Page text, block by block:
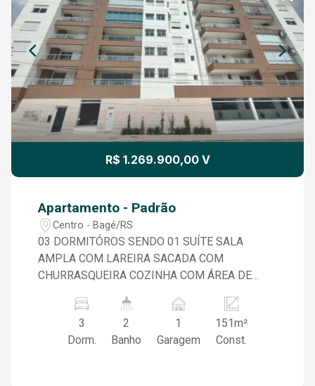
R$ 1.269.900,00 V
Apartamento - Padrão
Centro - Bagé/RS
03 DORMITÓROS SENDO 01 SUÍTE SALA
AMPLA COM LAREIRA SACADA COM
CHURRASQUEIRA COZINHA COM ÁREA DE
GARAGEM COBERTA ADCIONAL ELEVADOR
SALÃO DE FESTAS
3
Dorm.
2
Banho
1
Garagem
151m²
Const.